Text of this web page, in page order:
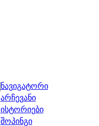
ნავიგატორი
არჩევანი
ისტორიები
შოპინგი